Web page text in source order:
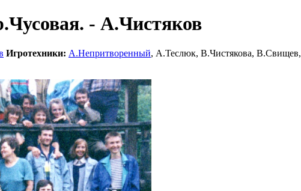
- А.Чистяков
Игротехники: А.Непритворенный, А.Теслюк, В.Чистякова, В.Свищев,